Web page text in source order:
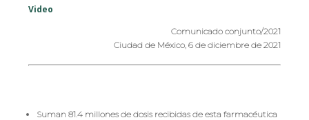
Video
Comunicado conjunto/2021
Ciudad de México, 6 de diciembrede 2021
Suman 81.4 millones de dosis recibidas de esta farmacéutica